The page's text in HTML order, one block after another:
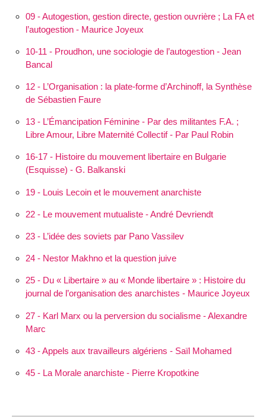
09 - Autogestion, gestion directe, gestion ouvrière ; La FA et
l’autogestion - Maurice Joyeux
10-11 - Proudhon, une sociologie de l’autogestion - Jean
Bancal
12 - L’Orga­nisation : la plate-forme d’Archinoff, la Synthèse
de Sébastien Faure
13 - L’Éman­cipation Féminine - Par des militantes F.A. ;
Libre Amour, Libre Maternité Collectif - Par Paul Robin
16-17 - Histoire du mouvement libertaire en Bulgarie
(Esquisse) - G. Balkanski
19 - Louis Lecoin et le mouvement anarchiste
22 - Le mouvement mutualiste - André Devriendt
23 - L’idée des soviets par Pano Vassilev
24 - Nestor Makhno et la question juive
25 - Du « Libertaire » au « Monde libertaire » : Histoire du
journal de l’organisation des anarchistes - Maurice Joyeux
27 - Karl Marx ou la perversion du socialisme - Alexandre
Marc
43 - Appels aux travailleurs algériens - Saïl Mohamed
45 - La Morale anarchiste - Pierre Kropotkine